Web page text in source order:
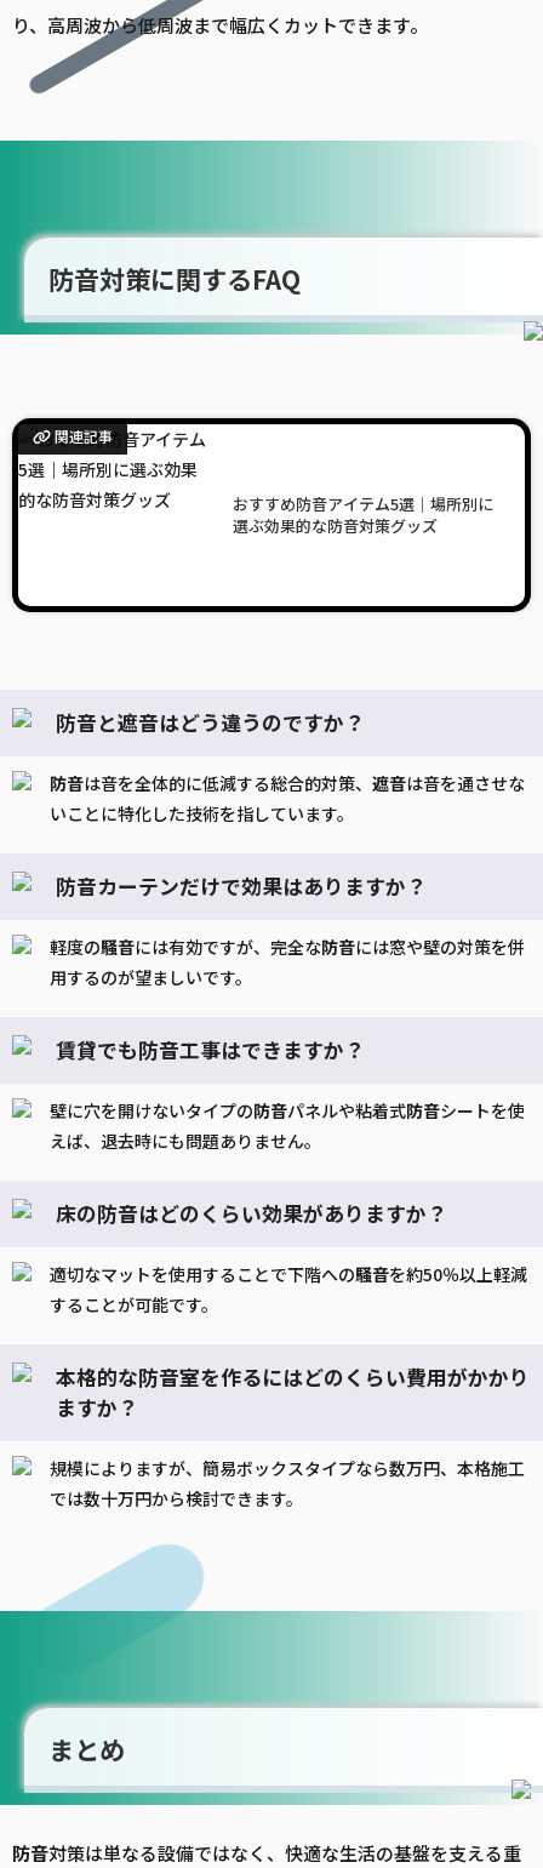
り、高周波から低周波まで幅広くカットできます。
防音対策に関するFAQ
関連記事
おすすめ防音アイテム5選｜場所別に
選ぶ効果的な防音対策グッズ
防音と遮音はどう違うのですか？
防音は音を全体的に低減する総合的対策、 遮音は音を通させな
いことに特化した技術を指しています。
防音カーテンだけで効果はありますか？
軽度の騒音には有効ですが、完全な防音には窓や壁の対策を併
用するのが望ましいです。
賃貸でも防音工事はできますか？
壁に穴を開けないタイプの防音パネルや粘着式防音シートを使
えば、退去時にも問題ありません。
床の防音はどのくらい効果がありますか？
適切なマットを使用することで下階への騒音を約50％以上軽減
することが可能です。
本格的な防音室を作るにはどのくらい費用がかかり
ますか？
規模によりますが、簡易ボックスタイプなら数万円、本格施工
では数十万円から検討できます。
まとめ
防音対策は単なる設備ではなく、快適な生活の基盤を支える重